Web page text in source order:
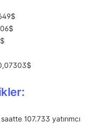
107.733 yatırımcı